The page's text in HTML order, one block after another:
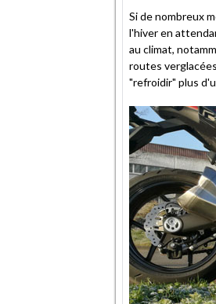
ami
Si de nombreux
l'hiver en
au climat,
routes
"refroidir" plus